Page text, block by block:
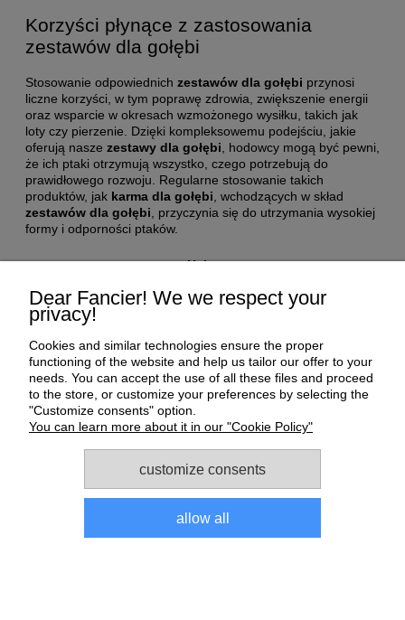
Korzyści płynące z zastosowania
zestawów dla gołębi
Stosowanie odpowiednich zestawów dla gołębi przynosi
liczne korzyści, w tym poprawę zdrowia, zwiększenie energii
oraz wsparcie w okresach wzmożonego wysiłku, takich jak
loty czy pierzenie. Dzięki kompleksowemu podejściu, jakie
oferują nasze zestawy dla gołębi , hodowcy mogą być pewni,
że ich ptaki otrzymują wszystko, czego potrzebują do
prawidłowego rozwoju. Regularne stosowanie takich
produktów, jak karma dla gołębi , wchodzących w skład
zestawów dla gołębi , przyczynia się do utrzymania wysokiej
formy i odporności ptaków.
Help
Payment and delivery
About us
Informations
Sklep dla gołębi E-Golab.pl| NIP: 6492311073 | ul.
Zagórczańska 15, 42-450 Niegowonice, woj. śląskie | telefon:
Dear Fancier! We we respect your
privacy!
Cookies and similar technologies ensure the proper
functioning of the website and help us tailor our offer to your
needs. You can accept the use of all these files and proceed
to the store, or customize your preferences by selecting the
"Customize consents" option.
You can learn more about it in our "Cookie Policy"
customize consents
allow all